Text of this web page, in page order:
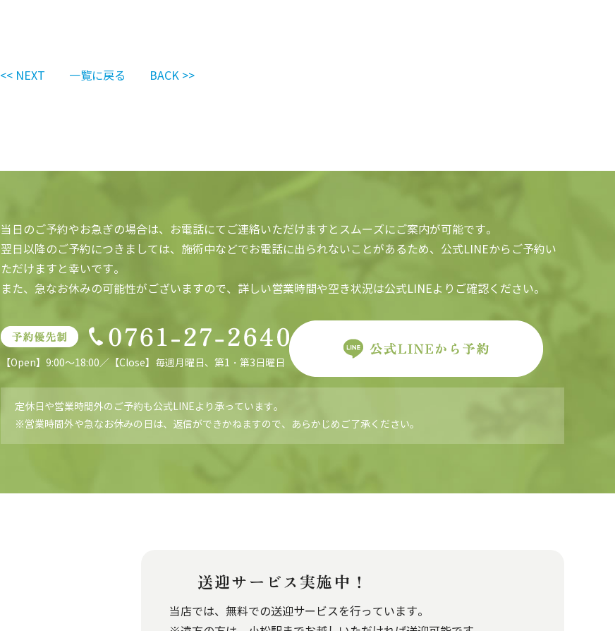
<< NEXT 一覧に戻る BACK >>
当日のご予約やお急ぎの場合は、お電話にてご連絡いただけますとスムーズにご案内が可能です。
翌日以降のご予約につきましては、施術中などでお電話に出られないことがあるため、公式LINEからご予約い
ただけますと幸いです。
また、急なお休みの可能性がございますので、詳しい営業時間や空き状況は公式LINEよりご確認ください。
【Open】9:00～18:00／【Close】毎週月曜日、第1・第3日曜日
定休日や営業時間外のご予約も公式LINEより承っています。
※営業時間外や急なお休みの日は、返信ができかねますので、あらかじめご了承ください。
送迎サービス実施中！
当店では、無料での送迎サービスを行っています。